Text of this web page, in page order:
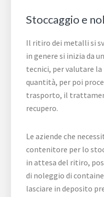
Stoccaggio e
Il ritiro dei metalli si
in genere si inizia da
tecnici, per valutare
quantità, per poi
trasporto, il
recupero.
Le aziende che
contenitore per lo
in attesa del ritiro,
di noleggio di
lasciare in deposito